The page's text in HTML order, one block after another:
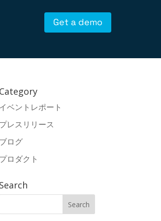
Get a demo
Category
イベントレポート
プレスリリース
ブログ
プロダクト
Search